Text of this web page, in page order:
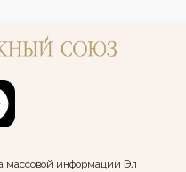
массовой информации Эл